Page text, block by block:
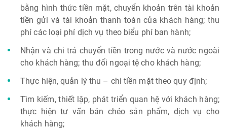
bằng hình thức tiền mặt, chuyển khoản trên tài khoản
tiền gửi và tài khoản thanh toán của khách hàng; thu
phí các loại phí dịch vụ theo biểu phí ban hành;
Nhận và chi trả chuyển tiền trong nước và nước ngoài
cho khách hàng; thu đổi ngoại tệ cho khách hàng;
Thực hiện, quản lý thu – chi tiền mặt theo quy định;
Tìm kiếm, thiết lập, phát triển quan hệ với khách hàng;
thực hiện tư vấn bán chéo sản phẩm, dịch vụ cho
khách hàng;